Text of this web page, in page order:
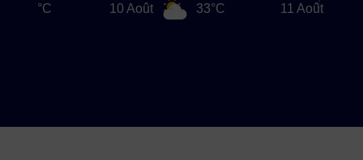
10 Août 33°C 11 Août 32°C